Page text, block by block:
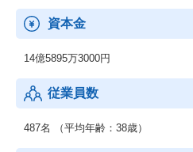
資本金
14億5895万3000円
従業員数
487名 （平均年齢：38歳）